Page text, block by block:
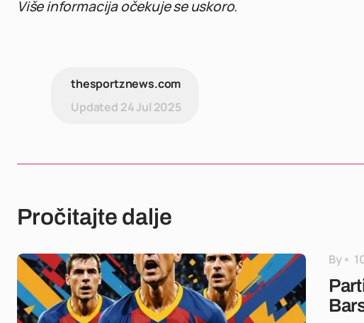
Više informacija očekuje se uskoro.
thesportznews.com
Updated 24 Jul 2025
Pročitajte dalje
By